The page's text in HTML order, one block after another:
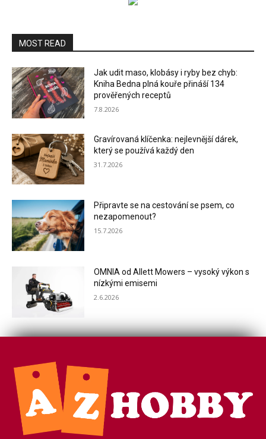
MOST READ
Jak udit maso, klobásy i ryby bez chyb:
Kniha Bedna plná kouře přináší 134
prověřených receptů
7.8.2026
Gravírovaná klíčenka: nejlevnější dárek,
který se používá každý den
31.7.2026
Připravte se na cestování se psem, co
nezapomenout?
15.7.2026
OMNIA od Allett Mowers – vysoký výkon s
nízkými emisemi
2.6.2026